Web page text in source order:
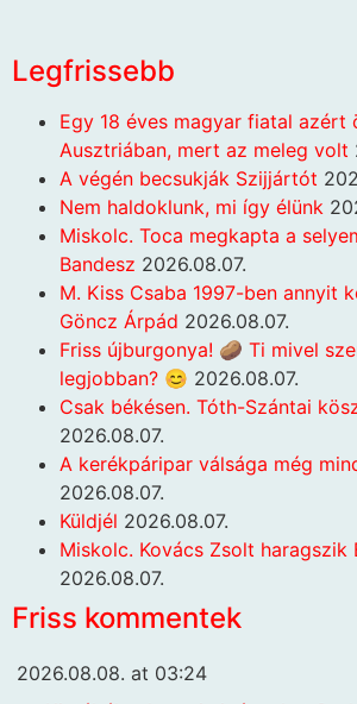
Legfrissebb
Egy 18 éves magyar fiatal
Ausztriában, mert az meleg volt
A végén becsukják Szijjártót
Nem haldoklunk, mi így élünk
Miskolc. Toca megkapta a
Bandesz 2026.08.07.
M. Kiss Csaba 1997-ben annyit
Göncz Árpád 2026.08.07.
Friss újburgonya! 🥔 Ti mivel
legjobban? 😊 2026.08.07.
Csak békésen. Tóth-Szántai
2026.08.07.
A kerékpáripar válsága még
2026.08.07.
Küldjél 2026.08.07.
Miskolc. Kovács Zsolt haragszik
2026.08.07.
Friss kommentek
2026.08.08. at 03:24